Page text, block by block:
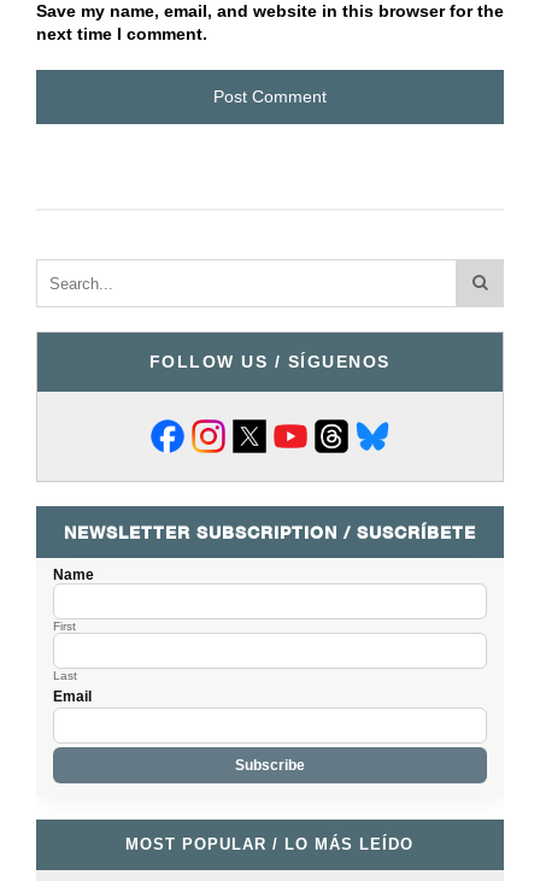
Save my name, email, and website in this browser for the
next time I comment.
FOLLOW US / SÍGUENOS
NEWSLETTER SUBSCRIPTION / SUSCRÍBETE
Name
First
Last
Email
MOST POPULAR / LO MÁS LEÍDO